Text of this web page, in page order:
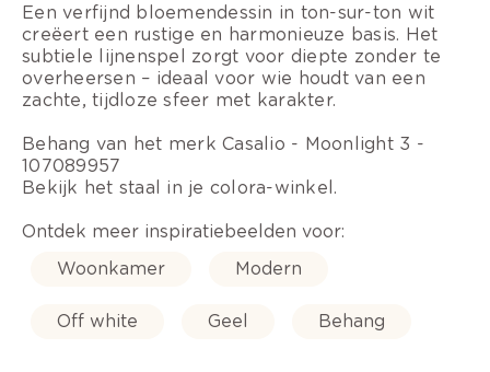
Een verfijnd bloemendessin in ton-sur-ton wit
creëert een rustige en harmonieuze basis. Het
subtiele lijnenspel zorgt voor diepte zonder te
overheersen – ideaal voor wie houdt van een
zachte, tijdloze sfeer met karakter.
Behang van het merk Casalio - Moonlight 3 -
107089957
Bekijk het staal in je colora-winkel.
Ontdek meer inspiratiebeelden voor:
Woonkamer
Modern
Off white Geel Behang